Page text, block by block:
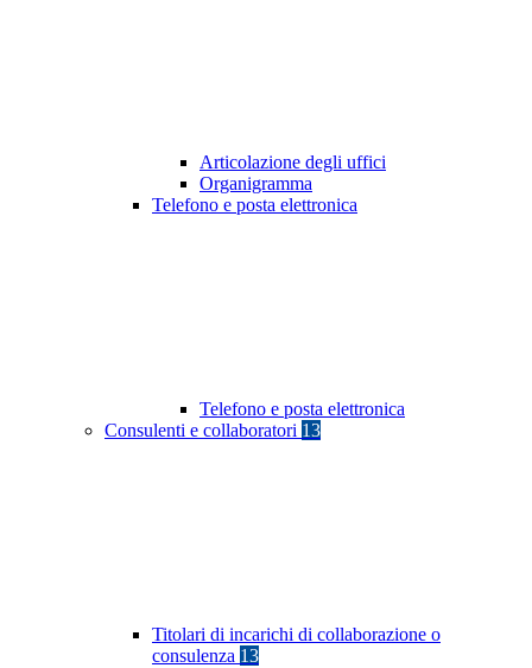
Articolazione degli uffici
Organigramma
Telefono e posta elettronica
Telefono e posta elettronica
Consulenti e collaboratori 13
Titolari di incarichi di collaborazione o
consulenza 13